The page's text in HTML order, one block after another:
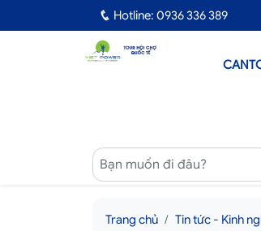
Hotline: 0936 336 389
Trang chủ Tin tức - Kinh